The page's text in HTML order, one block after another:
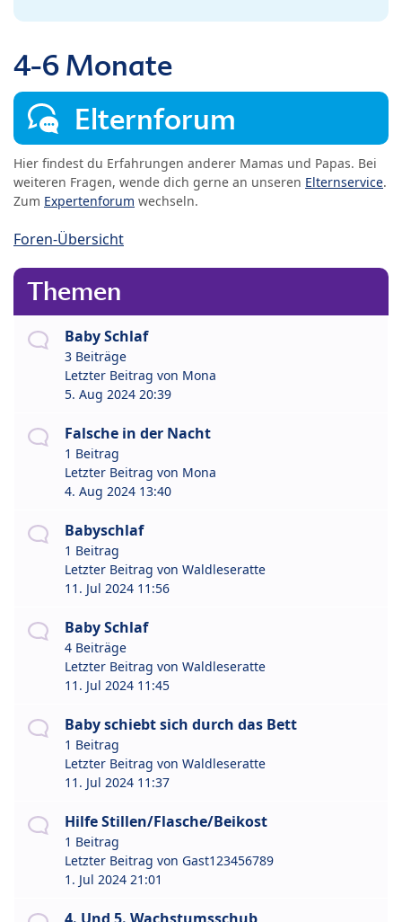
4-6 Monate
Elternforum
Hier findest du Erfahrungen anderer Mamas und Papas. Bei
weiteren Fragen, wende dich gerne an unseren Elternservice.
Zum Expertenforum wechseln.
Foren-Übersicht
Themen
Baby Schlaf
3 Beiträge
Letzter Beitrag von Mona
5. Aug 2024 20:39
Falsche in der Nacht
1 Beitrag
Letzter Beitrag von Mona
4. Aug 2024 13:40
Babyschlaf
1 Beitrag
Letzter Beitrag von Waldleseratte
11. Jul 2024 11:56
Baby Schlaf
4 Beiträge
Letzter Beitrag von Waldleseratte
11. Jul 2024 11:45
Baby schiebt sich durch das Bett
1 Beitrag
Letzter Beitrag von Waldleseratte
11. Jul 2024 11:37
Hilfe Stillen/Flasche/Beikost
1 Beitrag
Letzter Beitrag von Gast123456789
1. Jul 2024 21:01